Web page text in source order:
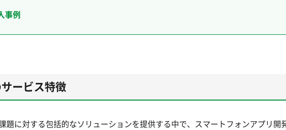
事例
ービス特徴
題に対する包括的なソリューションを提供する中で、スマートフォンアプリ開